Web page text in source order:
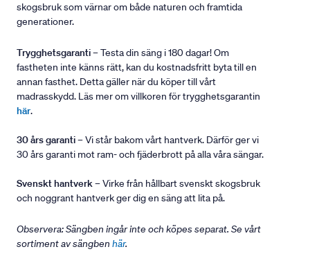
skogsbruk som värnar om både naturen och framtida
generationer.
Trygghetsgaranti– Testa din säng i 180 dagar! Om
fastheten inte känns rätt, kan du kostnadsfritt byta till en
annan fasthet. Detta gäller när du köper till vårt
madrasskydd. Läs mer om villkoren för trygghetsgarantin
här.
30 års garanti– Vi står bakom vårt hantverk. Därför ger vi
30 års garanti mot ram- och fjäderbrott på alla våra sängar.
Svenskt hantverk– Virke från hållbart svenskt skogsbruk
och noggrant hantverk ger dig en säng att lita på.
Observera: Sängben ingår inte och köpes separat. Se vårt
sortiment av sängben här.